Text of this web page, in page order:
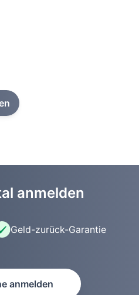
anmelden
Geld-zurück-Garantie
anmelden